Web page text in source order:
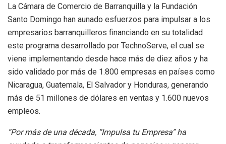
La Cámara de Comercio de Barranquilla y la Fundación
Santo Domingo han aunado esfuerzos para impulsar a los
empresarios barranquilleros financiando en su totalidad
este programa desarrollado por TechnoServe, el cual se
viene implementando desde hace más de diez años y ha
sido validado por más de 1.800 empresas en países como
Nicaragua, Guatemala, El Salvador y Honduras, generando
más de 51 millones de dólares en ventas y 1.600 nuevos
empleos.
“Por más de una década, “Impulsa tu Empresa” ha